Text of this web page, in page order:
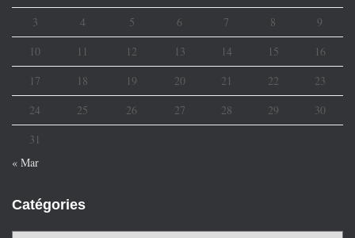
3
4 5 6 7 8
9
10
11 12 13 14 15
16
17
18 19 20 21 22
23
24
25 26 27 28 29
30
31
« Mar
Catégories